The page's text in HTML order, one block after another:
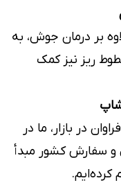
بر درمان جوش، به
ریز نیز کمک
در بازار، ما در
و سفارش کشور مبدأ
کرده‌ایم.